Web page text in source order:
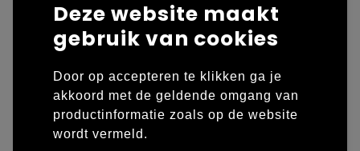
Laptop hoezen en tassen
Overige tassen
Papieren tassen
Promotietassen
Overige kleding
Polo's
Sweaters bedrukken
T-shirts bedrukken
Deze website maakt
gebruik van cookies
Door op accepteren te klikken ga je
akkoord met de geldende omgang van
productinformatie zoals op de website
wordt vermeld.